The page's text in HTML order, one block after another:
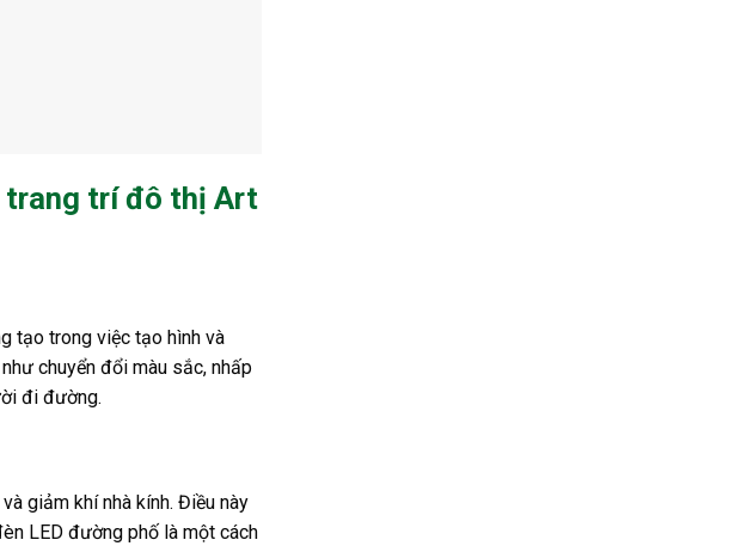
trang trí đô thị Art
tạo trong việc tạo hình và
chuyển đổi màu sắc, nhấp
đi đường.
giảm khí nhà kính. Điều này
LED đường phố là một cách